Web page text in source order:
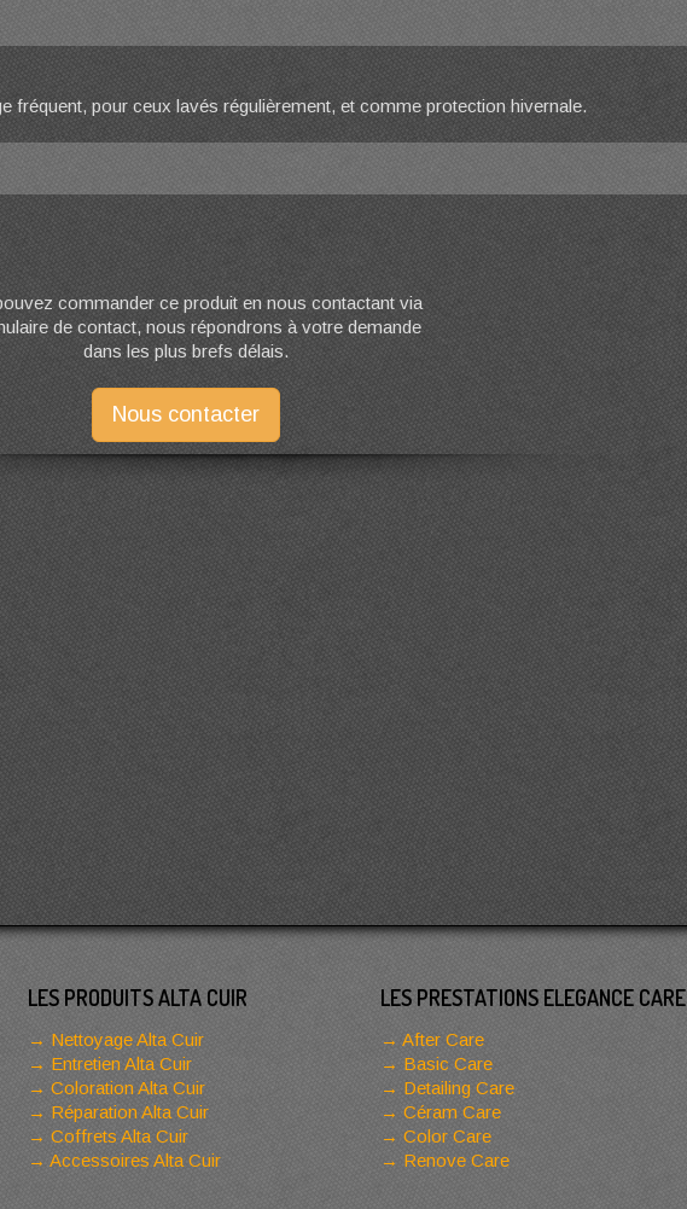
fréquent, pour ceux lavés régulièrement, et comme protection hivernale.
commander ce produit en nous contactant via
de contact, nous répondrons à votre demande
dans les plus brefs délais.
Nous contacter
LES PRODUITS ALTA CUIR
Nettoyage Alta Cuir
Entretien Alta Cuir
Coloration Alta Cuir
Réparation Alta Cuir
Coffrets Alta Cuir
Accessoires Alta Cuir
LES PRESTATIONS ELEGANCE CARE
After Care
Basic Care
Detailing Care
Céram Care
Color Care
Renove Care